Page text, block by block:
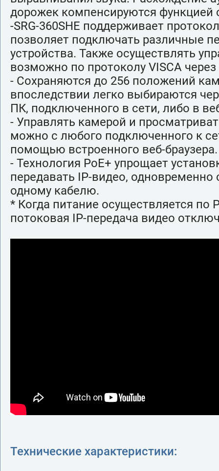
дорожек компенсируются функцией
-SRG-360SHE поддерживает
позволяет подключать различные
устройства. Также осуществлять
возможно по протоколу VISCA через
- Сохраняются до 256 положений
впоследствии легко выбираются
ПК, подключенного в сети, либо в
- Управлять камерой и
можно с любого подключенного к
помощью встроенного веб-браузера.
- Технология PoE+ упрощает
передавать IP-видео, одновременно
одному кабелю.
* Когда питание осуществляется по
потоковая IP-передача видео
Технические характеристики: